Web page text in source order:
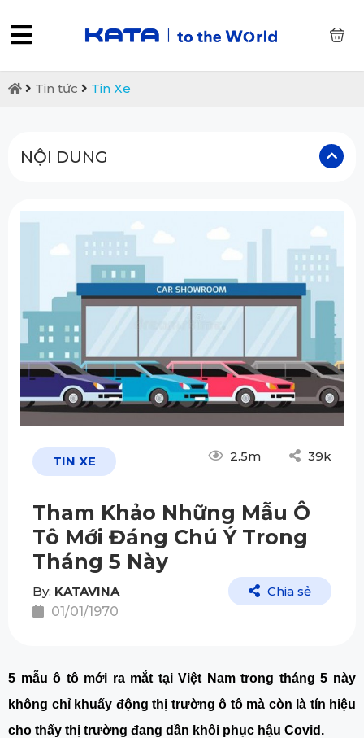
Tin tức Tin Xe
NỘI DUNG
TIN XE 2.5m 39k
Tham Khảo Những Mẫu Ô
Tô Mới Đáng Chú Ý Trong
Tháng 5 Này
By: KATAVINA
01/01/1970
Chia sẻ
5 mẫu ô tô mới ra mắt tại Việt Nam trong tháng 5 này
không chỉ khuấy động thị trường ô tô mà còn là tín hiệu
cho thấy thị trường đang dần khôi phục hậu Covid.